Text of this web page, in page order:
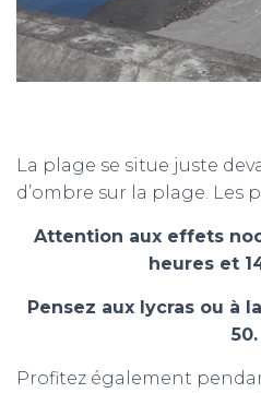
La plage se situe juste
d’ombre sur la plage. Les
Attention aux effets
heures et
Pensez aux lycras ou à
50.
Profitez également